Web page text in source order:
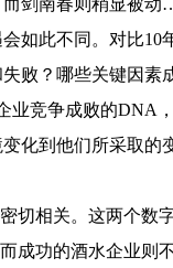
而剑南春则稍显被
如此不同。对比10
败？哪些关键因素
业竞争成败的DNA
化到他们所采取的
相关。这两个数
成功的酒水企业则